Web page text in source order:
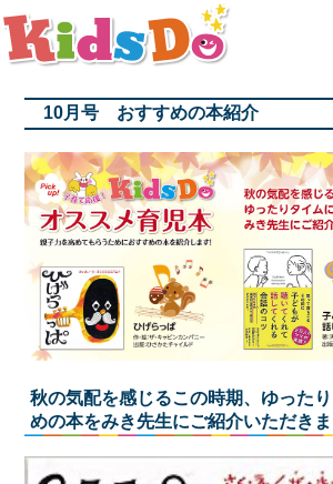
10月号 おすすめの本紹介
秋の気配を感じるこの時期、ゆった
めの本をみき先生にご紹介いただきま